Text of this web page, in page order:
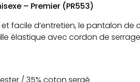
– Premier (PR553)
facile d’entretien, le pantalon de
élastique avec cordon de
/ 35% coton sergé